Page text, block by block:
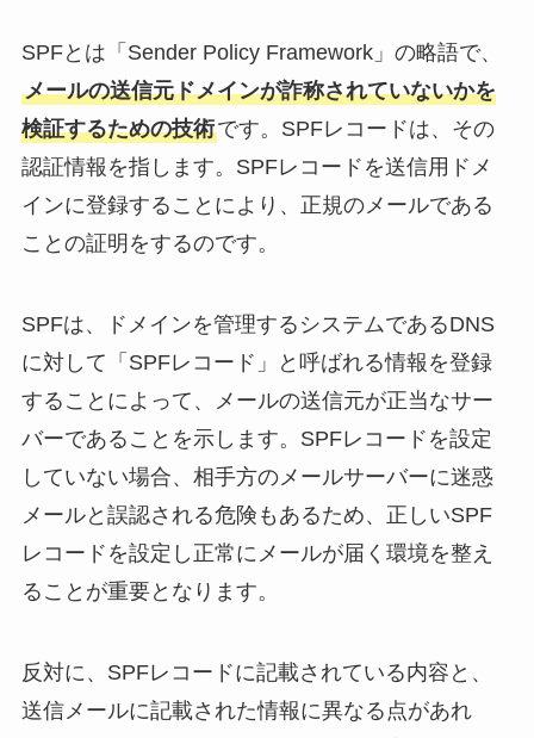
SPFとは「Sender Policy Framework」の略語で、
メールの送信元ドメインが詐称されていないかを
検証するための技術です。SPFレコードは、その
認証情報を指します。SPFレコードを送信用ドメ
インに登録することにより、正規のメールである
ことの証明をするのです。
SPFは、ドメインを管理するシステムであるDNS
に対して「SPFレコード」と呼ばれる情報を登録
することによって、メールの送信元が正当なサー
バーであることを示します。SPFレコードを設定
していない場合、相手方のメールサーバーに迷惑
メールと誤認される危険もあるため、正しいSPF
レコードを設定し正常にメールが届く環境を整え
ることが重要となります。
反対に、SPFレコードに記載されている内容と、
送信メールに記載された情報に異なる点があれ